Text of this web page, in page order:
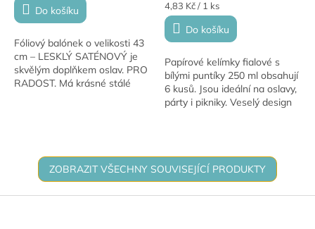
Do košíku
Fóliový balónek o velikosti 43
cm – LESKLÝ SATÉNOVÝ je
skvělým doplňkem oslav. PRO
RADOST. Má krásné stálé
Měrná
cena:
4,83 Kč / 1 ks
Do košíku
Papírové kelímky fialové s
bílými puntíky 250 ml obsahují
6 kusů. Jsou ideální na oslavy,
párty i pikniky. Veselý design
ZOBRAZIT VŠECHNY SOUVISEJÍCÍ PRODUKTY
Z